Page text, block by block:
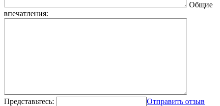
Общие
впечатления:
Представьтесь: Отправить отзыв